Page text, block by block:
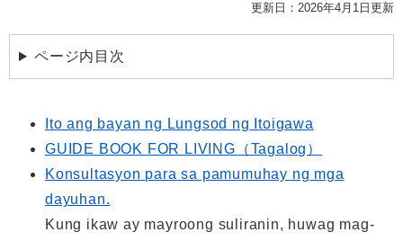
更新日：2026年4月1日更新
ページ内目次
Ito ang bayan ng Lungsod ng Itoigawa
GUIDE BOOK FOR LIVING（Tagalog）
Konsultasyon para sa pamumuhay ng mga
dayuhan.
Kung ikaw ay mayroong suliranin, huwag mag-